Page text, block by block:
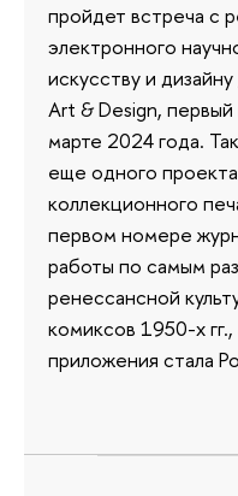
пройдет встреча с
электронного
искусству и
Art & Design,
марте 2024 года.
еще одного
коллекционного
первом номере
работы по самым
ренессансной
комиксов 1950-х
приложения стала